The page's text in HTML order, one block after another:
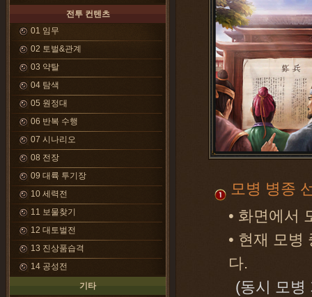
전투 컨텐츠
01 임무
02 토벌&관계
03 약탈
04 탐색
05 원정대
06 반복 수행
07 시나리오
08 전장
09 대륙 투기장
10 세력전
11 보물찾기
12 대토벌전
13 진상품습격
14 공성전
기타
모병 병종
• 화면에서
• 현재 모병
다.
(동시 모병